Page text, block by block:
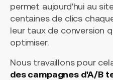
permet aujourd'hui au
centaines de clics
leur taux de conversion
optimiser.
Nous travaillons pour
des campagnes d'A/B